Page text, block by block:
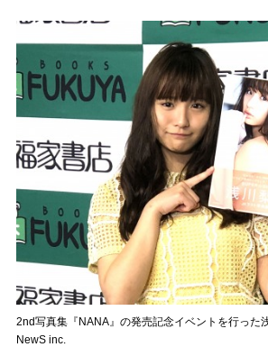
2nd写真集『NANA』の発売記念イベントを行った
NewS inc.